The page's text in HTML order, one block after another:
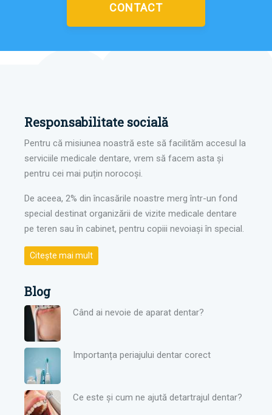
CONTACT
Responsabilitate socială
Pentru că misiunea noastră este să facilităm accesul la
serviciile medicale dentare, vrem să facem asta și
pentru cei mai puțin norocoși.
De aceea, 2% din încasările noastre merg într-un fond
special destinat organizării de vizite medicale dentare
pe teren sau în cabinet, pentru copiii nevoiași în special.
Citește mai mult
Blog
Când ai nevoie de aparat dentar?
Importanța periajului dentar corect
Ce este și cum ne ajută detartrajul dentar?